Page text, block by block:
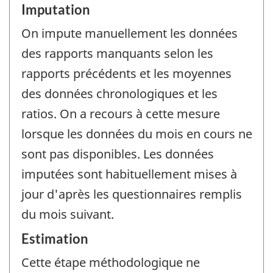
Imputation
On impute manuellement les données
des rapports manquants selon les
rapports précédents et les moyennes
des données chronologiques et les
ratios. On a recours à cette mesure
lorsque les données du mois en cours ne
sont pas disponibles. Les données
imputées sont habituellement mises à
jour d'après les questionnaires remplis
du mois suivant.
Estimation
Cette étape méthodologique ne